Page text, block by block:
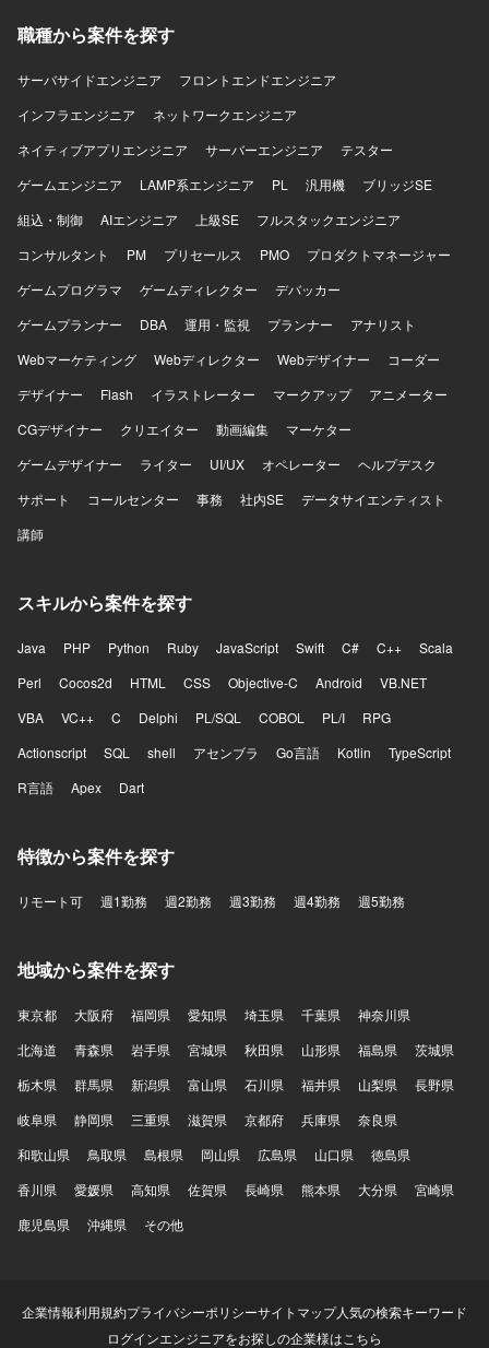
職種から案件を探す
サーバサイドエンジニア
フロントエンドエンジニア
インフラエンジニア
ネットワークエンジニア
ネイティブアプリエンジニア
サーバーエンジニア
テスター
ゲームエンジニア
LAMP系エンジニア PL 汎用機
ブリッジSE
組込・制御
AIエンジニア 上級SE
フルスタックエンジニア
コンサルタント
PM プリセールス PMO
プロダクトマネージャー
ゲームプログラマ
ゲームディレクター
デバッカー
ゲームプランナー
DBA 運用・監視 プランナー
アナリスト
Webマーケティング
Webディレクター Webデザイナー
コーダー
デザイナー
Flash イラストレーター マークアップ
アニメーター
CGデザイナー
クリエイター 動画編集
マーケター
ゲームデザイナー
ライター UI/UX オペレーター
ヘルプデスク
サポート
コールセンター 事務 社内SE
データサイエンティスト
講師
スキルから案件を探す
Java PHP Python Ruby JavaScript Swift C# C++
Scala
Perl
Cocos2d HTML CSS Objective-C Android
VB.NET
VBA
VC++ C Delphi PL/SQL COBOL PL/I
RPG
Actionscript
SQL shell アセンブラ Go言語 Kotlin
TypeScript
R言語
Apex Dart
特徴から案件を探す
リモート可 週1勤務 週2勤務 週3勤務 週4勤務 週5勤務
地域から案件を探す
東京都 大阪府 福岡県 愛知県 埼玉県 千葉県
神奈川県
北海道
青森県 岩手県 宮城県 秋田県 山形県 福島県
茨城県
栃木県
群馬県 新潟県 富山県 石川県 福井県 山梨県
長野県
岐阜県
静岡県 三重県 滋賀県 京都府 兵庫県
奈良県
和歌山県
鳥取県 島根県 岡山県 広島県 山口県
徳島県
香川県
愛媛県 高知県 佐賀県 長崎県 熊本県 大分県
宮崎県
鹿児島県
沖縄県 その他
企業情報利用規約プライバシーポリシーサイトマップ人気の検索キーワード
ログインエンジニアをお探しの企業様はこちら